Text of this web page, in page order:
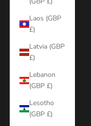
Laos (GBP
£)
Latvia (GBP
£)
Lebanon
(GBP £)
Lesotho
(GBP £)